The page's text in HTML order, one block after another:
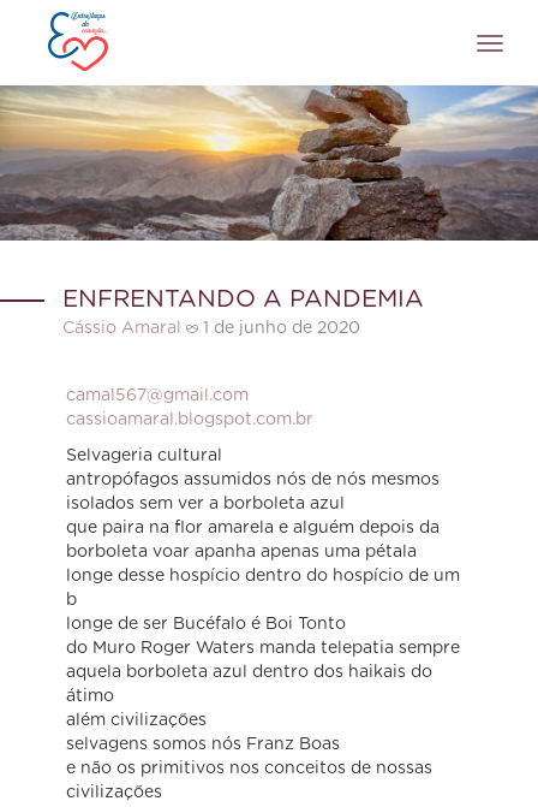
ENFRENTANDO A PANDEMIA
Cássio Amaral 1 de junho de 2020
camal567@gmail.com
cassioamaral.blogspot.com.br
Selvageria cultural
antropófagos assumidos nós de nós mesmos
isolados sem ver a borboleta azul
que paira na flor amarela e alguém depois da
borboleta voar apanha apenas uma pétala
longe desse hospício dentro do hospício de um
b
longe de ser Bucéfalo é Boi Tonto
do Muro Roger Waters manda telepatia sempre
aquela borboleta azul dentro dos haikais do
átimo
além civilizações
selvagens somos nós Franz Boas
e não os primitivos nos conceitos de nossas
civilizações